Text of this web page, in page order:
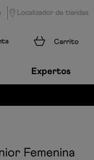
Localizador de tiendas
Expertos
Femenina